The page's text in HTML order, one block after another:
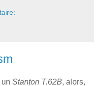
Stanton T.62B, alors,